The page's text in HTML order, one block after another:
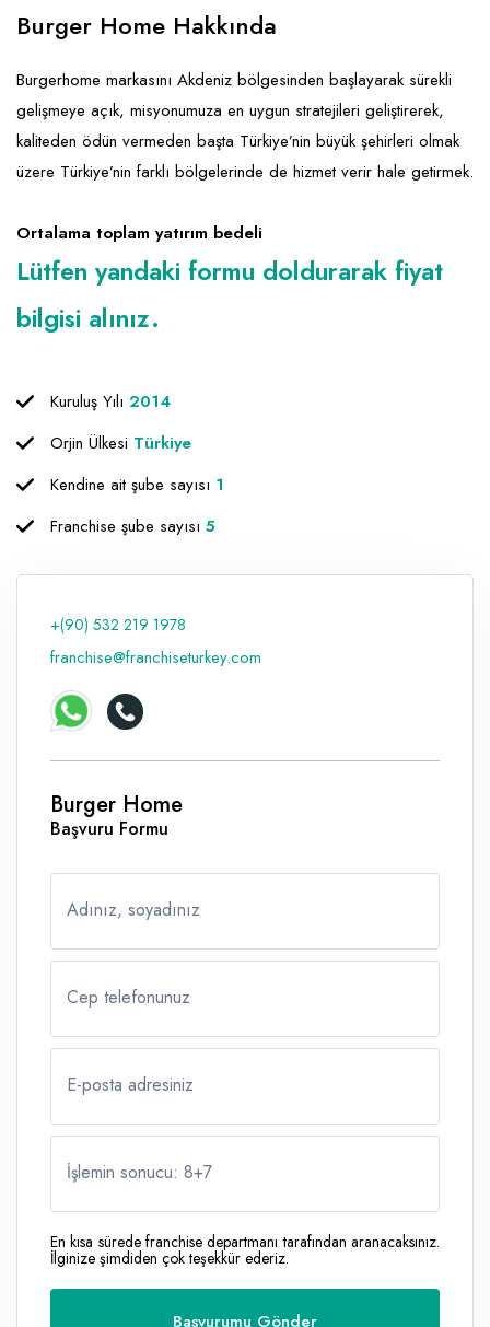
Ev Hizmetleri
Sağlık Güzellik
Turizm - Eğlence
Market FMGC - Katlı Mağaza
Mobilya ve Ev Tekstili
Oyuncak ve Hediyelik
Takı
Yapı Malzemesi - Hırdavat
Gayrimenkul
Gıda ve Sarf Malzemeleri
Güvenlik - Temizlik
Giyim - Aksesuar
Hukuk - Marka - Patent ve Tercüme
Isıtma - Soğutma ve Havalandırma
Lojistik - Kargo ve Kurye
Matbaa - Fotoğraf
Mobilya Dekorasyon
Proje - İnşaat ve Tesisat
Raf ve Depo Sistemleri
Reklam - Tanıtım - PR ve İnternet
Seyahat - Rent A Car
Tabela - Dijital Baskı
Burger Home Hakkında
Burgerhome markasını Akdeniz bölgesinden başlayarak sürekli
gelişmeye açık, misyonumuza en uygun stratejileri geliştirerek,
kaliteden ödün vermeden başta Türkiye’nin büyük şehirleri olmak
üzere Türkiye’nin farklı bölgelerinde de hizmet verir hale getirmek.
Ortalama toplam yatırım bedeli
Lütfen yandaki formu doldurarak fiyat
bilgisi alınız.
Kuruluş Yılı 2014
Orjin Ülkesi Türkiye
Kendine ait şube sayısı 1
Franchise şube sayısı 5
+(90) 532 219 1978
franchise@franchiseturkey.com
Burger Home
Başvuru Formu
Adınız, soyadınız
Cep telefonunuz
E-posta adresiniz
İşlemin sonucu: 8+7
En kısa sürede franchise departmanı tarafından aranacaksınız.
İlginize şimdiden çok teşekkür ederiz.